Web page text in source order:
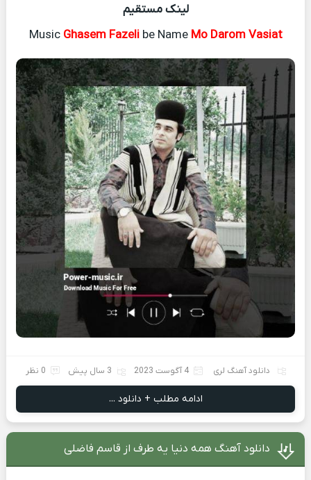
لینک مستقیم
MusicGhasem Fazeli be NameMo Darom Vasiat
دانلود آهنگ لری 4 آگوست 2023 3 سال پیش 0 نظر
ادامه مطلب + دانلود ...
دانلود آهنگ همه دنیا یه طرف از قاسم فاضلی